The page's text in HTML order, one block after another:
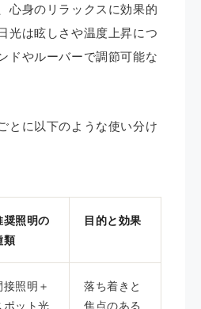
心身のリラックスに効果的
光は眩しさや温度上昇につ
ドやルーバーで調節可能な
とに以下のような使い分け
奨照明の
類
目的と効果
接照明＋
ポット光
落ち着きと
焦点のある